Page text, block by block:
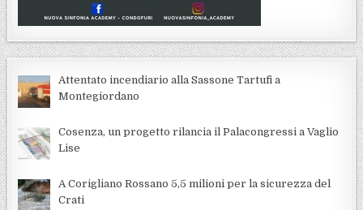
Attentato incendiario alla Sassone Tartufi a
Montegiordano
Cosenza, un progetto rilancia il Palacongressi a Vaglio
Lise
A Corigliano Rossano 5,5 milioni per la sicurezza del
Crati